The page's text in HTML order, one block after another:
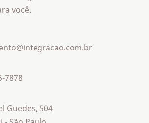
você.
7878
Guedes, 504